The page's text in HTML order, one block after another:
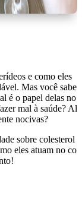
e como eles
Mas você sabe
é o papel delas no
mal à saúde?
nocivas?
sobre colesterol e
eles atuam no